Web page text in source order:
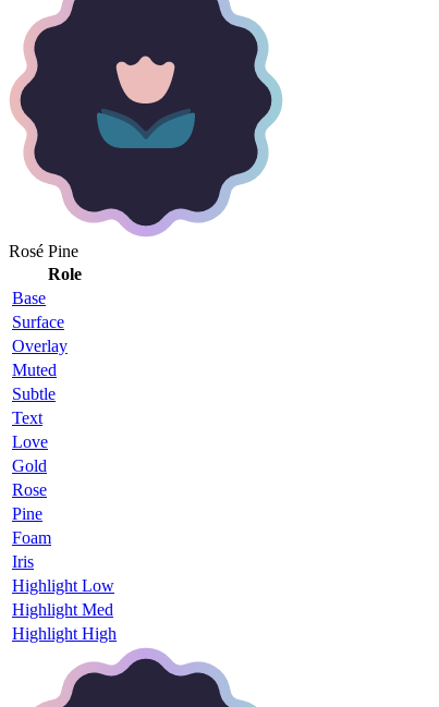
Rosé Pine
Role
Base
Surface
Overlay
Muted
Subtle
Text
Love
Gold
Rose
Pine
Foam
Iris
Highlight Low
Highlight Med
Highlight High